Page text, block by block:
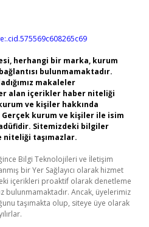
herhangi bir marka, kurum
bulunmamaktadır.
makaleler
alan içerikler haber niteliği
ve kişiler hakkında
Gerçek kurum ve kişiler ile isim
Sitemizdeki bilgiler
taşımazlar.
Bilgi Teknolojileri ve İletişim
bir Yer Sağlayıcı olarak hizmet
içerikleri proaktif olarak denetleme
bulunmamaktadır. Ancak, üyelerimiz
taşımakta olup, siteye üye olarak